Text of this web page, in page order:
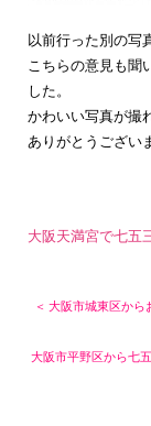
以前行った別の写
こちらの意見も聞
した。
かわいい写真が撮
ありがとうござい
大阪天満宮で七五
＜ 大阪市城東区か
大阪市平野区から七